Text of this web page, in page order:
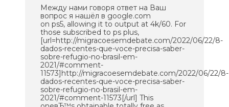
Между нами говоря ответ на Ваш
вопрос я нашёл в google.com
on ps5, allowing it to output at 4k/60. For
those subscribed to ps plus,
[url=http://migracoesemdebate.com/2022/06/22/8-
dados-recentes-que-voce-precisa-saber-
sobre-refugio-no-brasil-em-
2021/#comment-
11573]http://migracoesemdebate.com/2022/06/22/8-
dados-recentes-que-voce-precisa-saber-
sobre-refugio-no-brasil-em-
2021/#comment-11573[/url] This